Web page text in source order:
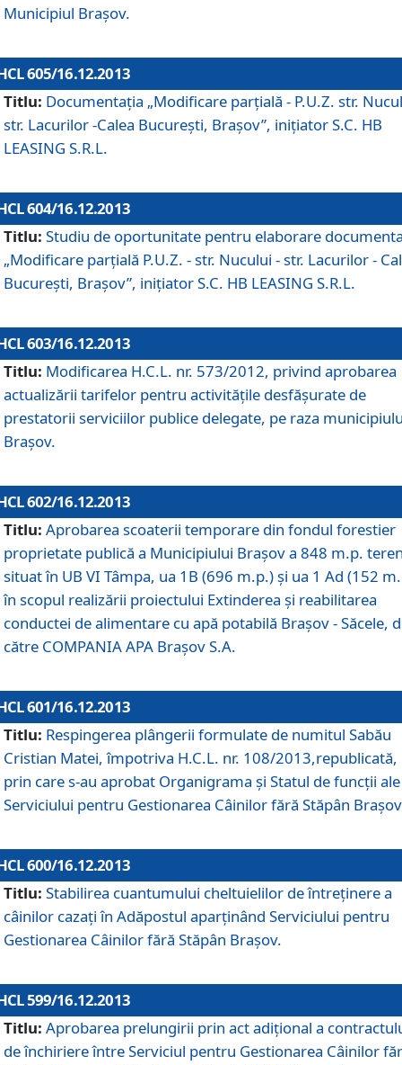
Municipiul Braşov.
605/16.12.2013
Titlu: Documentaţia „Modificare parţială - P.U.Z. str.
str. Lacurilor -Calea Bucureşti, Braşov”, iniţiator S.C. HB
LEASING S.R.L.
604/16.12.2013
Titlu: Studiu de oportunitate pentru elaborare
„Modificare parţială P.U.Z. - str. Nucului - str. Lacurilor -
Bucureşti, Braşov”, iniţiator S.C. HB LEASING S.R.L.
603/16.12.2013
Titlu: Modificarea H.C.L. nr. 573/2012, privind aprobarea
actualizării tarifelor pentru activităţile desfăşurate de
prestatorii serviciilor publice delegate, pe raza
Braşov.
602/16.12.2013
Titlu: Aprobarea scoaterii temporare din fondul forestier
proprietate publică a Municipiului Braşov a 848 m.p.
situat în UB VI Tâmpa, ua 1B (696 m.p.) şi ua 1 Ad (152
în scopul realizării proiectului Extinderea şi reabilitarea
conductei de alimentare cu apă potabilă Braşov - Săcele,
către COMPANIA APA Braşov S.A.
601/16.12.2013
Titlu: Respingerea plângerii formulate de numitul Sabău
Cristian Matei, împotriva H.C.L. nr. 108/2013,republicată,
prin care s-au aprobat Organigrama şi Statul de funcţii ale
Serviciului pentru Gestionarea Câinilor fără Stăpân
600/16.12.2013
Titlu: Stabilirea cuantumului cheltuielilor de întreţinere a
câinilor cazaţi în Adăpostul aparţinând Serviciului pentru
Gestionarea Câinilor fără Stăpân Braşov.
599/16.12.2013
Titlu: Aprobarea prelungirii prin act adiţional a
de închiriere între Serviciul pentru Gestionarea Câinilor